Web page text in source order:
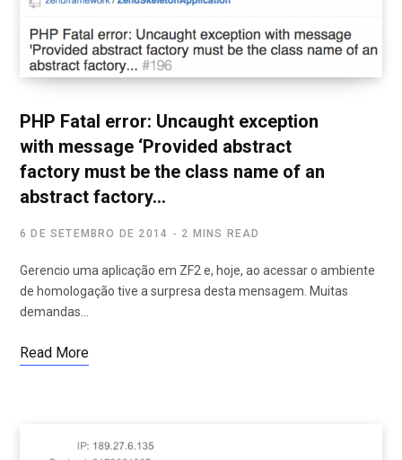
PHP Fatal error: Uncaught exception
with message ‘Provided abstract
factory must be the class name of an
abstract factory…
6 DE SETEMBRO DE 2014 2 MINS READ
Gerencio uma aplicação em ZF2 e, hoje, ao acessar o ambiente
de homologação tive a surpresa desta mensagem. Muitas
demandas…
Read More